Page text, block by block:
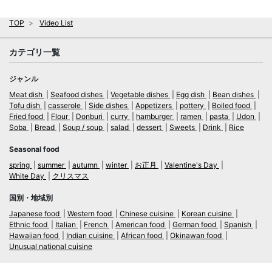
TOP Video List
カテゴリ一覧
ジャンル
Meat dish
Seafood dishes Vegetable dishes Egg dish
Bean dishes
Tofu dish
casserole Side dishes Appetizers pottery
Boiled food
Fried food
Flour Donburi curry hamburger ramen pasta
Udon
Soba
Bread Soup / soup salad dessert Sweets Drink Rice
Seasonal food
spring
summer autumn winter お正月
Valentine's Day
White Day
クリスマス
国別・地域別
Japanese food
Western food Chinese cuisine
Korean cuisine
Ethnic food
Italian French American food German food
Spanish
Hawaiian food
Indian cuisine African food
Okinawan food
Unusual national cuisine